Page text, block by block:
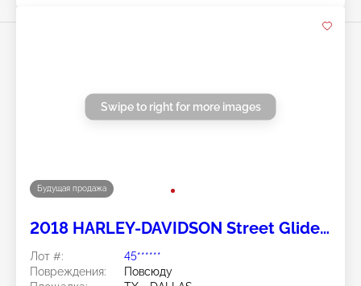
Будущая продажа
Swipe to right for more images
2018 HARLEY-DAVIDSON Street Glide
Лот #:
45******
Повреждения:
Повсюду